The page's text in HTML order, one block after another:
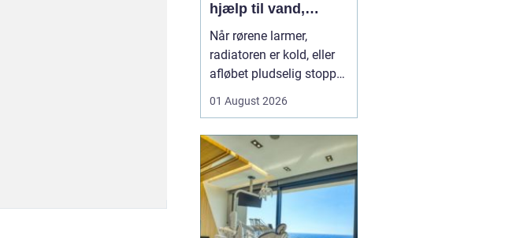
hjælp til vand,
varme og sanitet
Når rørene larmer,
radiatoren er kold, eller
afløbet pludselig stopper
hvor vigtig en
er i hverdagen. I Faxe og
omegn spiller de lokale
VVS-installatører en
central rolle for både
boligejere og virks...
01 August 2026